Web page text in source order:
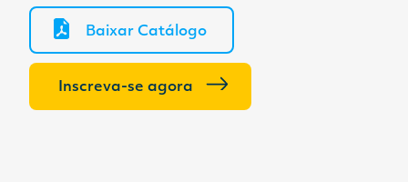
Baixar Catálogo
Inscreva-se agora